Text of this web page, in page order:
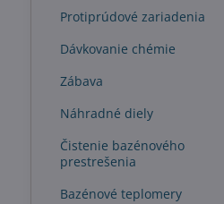
Protiprúdové zariadenia
Dávkovanie chémie
Zábava
Náhradné diely
Čistenie bazénového
prestrešenia
Bazénové teplomery